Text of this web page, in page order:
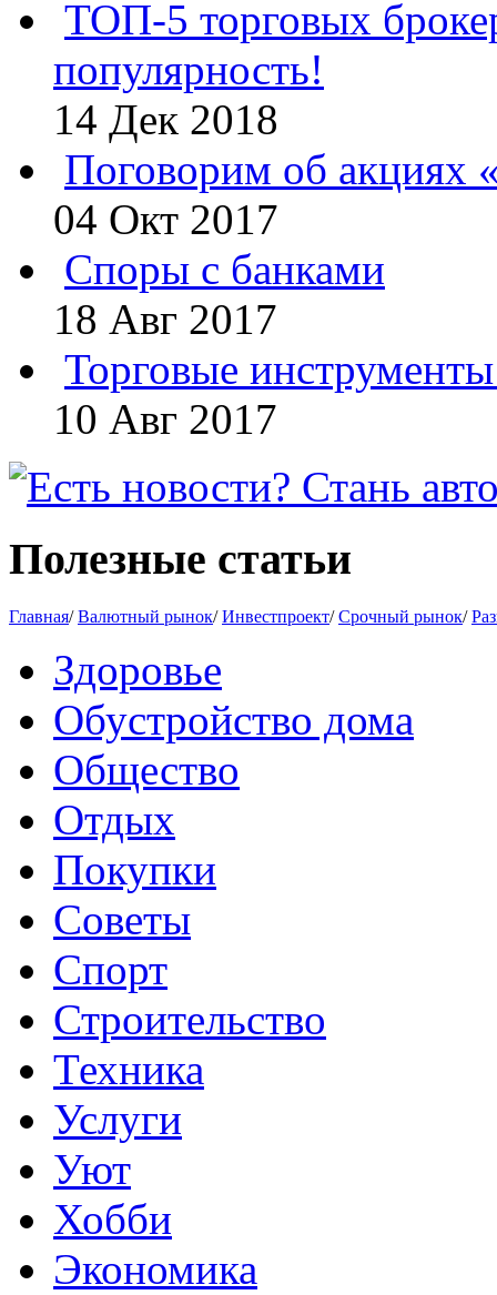
ТОП-5 торговых
популярность!
14 Дек 2018
Поговорим об акциях
04 Окт 2017
Споры с банками
18 Авг 2017
Торговые
10 Авг 2017
Полезные статьи
Главная/Валютный рынок/Инвестпроект/Срочный рынок/
Здоровье
Обустройство дома
Общество
Отдых
Покупки
Советы
Спорт
Строительство
Техника
Услуги
Уют
Хобби
Экономика